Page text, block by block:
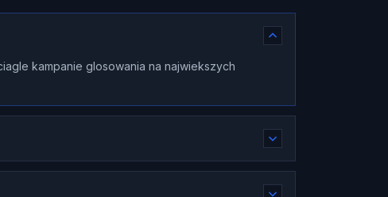
kampanie glosowania na najwiekszych